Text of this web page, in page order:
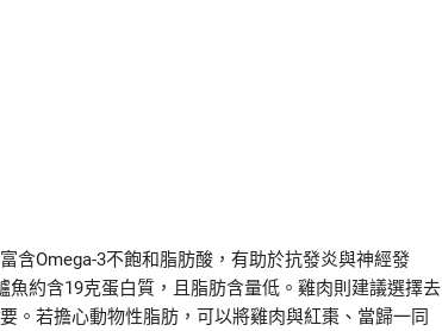
含Omega-3不飽和脂肪酸，有助於抗發炎與神經發
約含19克蛋白質，且脂肪含量低。雞肉則建議選擇去
。若擔心動物性脂肪，可以將雞肉與紅棗、當歸一同